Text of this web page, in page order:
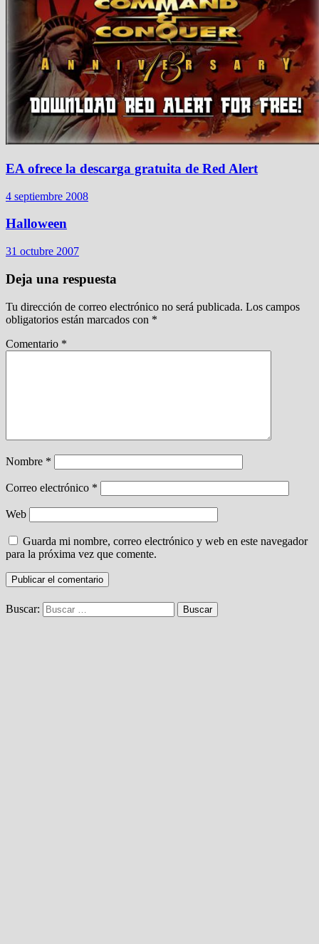
EA ofrece la descarga gratuita de Red Alert
4 septiembre 2008
Halloween
31 octubre 2007
Deja una respuesta
Tu dirección de correo electrónico no será publicada. Los campos
obligatorios están marcados con *
Comentario *
Nombre *
Correo electrónico *
Web
Guarda mi nombre, correo electrónico y web en este navegador
para la próxima vez que comente.
Buscar: